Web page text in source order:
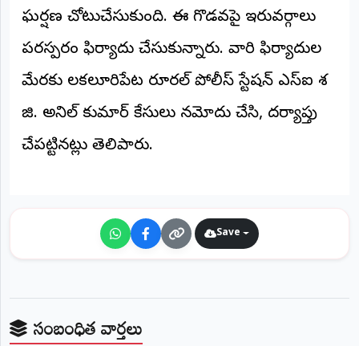
అంతర్జాతీయం
ఆర్టీఐ
డెస్క్
DESK)
(Login)
ఘర్షణ చోటుచేసుకుంది. ఈ గొడవపై ఇరువర్గాలు
పరస్పరం ఫిర్యాదు చేసుకున్నారు. వారి ఫిర్యాదుల
మేరకు చిలకలూరిపేట రూరల్ పోలీస్ స్టేషన్ ఎస్ఐ శ
జి. అనిల్ కుమార్ కేసులు నమోదు చేసి, దర్యాప్తు
చేపట్టినట్లు తెలిపారు.
Save
సంబంధిత వార్తలు